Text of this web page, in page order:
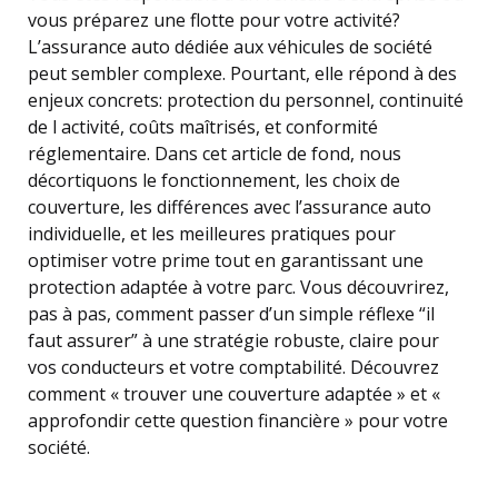
vous préparez une flotte pour votre activité?
L’assurance auto dédiée aux véhicules de société
peut sembler complexe. Pourtant, elle répond à des
enjeux concrets: protection du personnel, continuité
de l activité, coûts maîtrisés, et conformité
réglementaire. Dans cet article de fond, nous
décortiquons le fonctionnement, les choix de
couverture, les différences avec l’assurance auto
individuelle, et les meilleures pratiques pour
optimiser votre prime tout en garantissant une
protection adaptée à votre parc. Vous découvrirez,
pas à pas, comment passer d’un simple réflexe “il
faut assurer” à une stratégie robuste, claire pour
vos conducteurs et votre comptabilité. Découvrez
comment « trouver une couverture adaptée » et «
approfondir cette question financière » pour votre
société.